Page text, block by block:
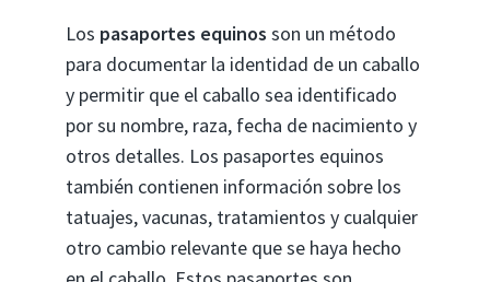
Los pasaportes equinos son un método
para documentar la identidad de un caballo
y permitir que el caballo sea identificado
por su nombre, raza, fecha de nacimiento y
otros detalles. Los pasaportes equinos
también contienen información sobre los
tatuajes, vacunas, tratamientos y cualquier
otro cambio relevante que se haya hecho